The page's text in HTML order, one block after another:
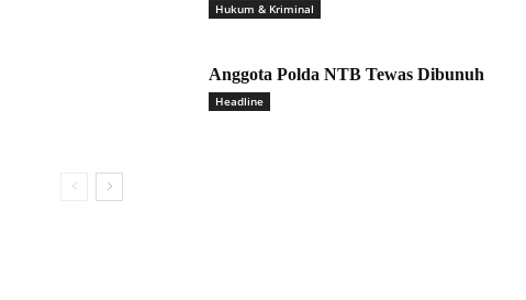
Hukum & Kriminal
Anggota Polda NTB Tewas Dibunuh
Headline